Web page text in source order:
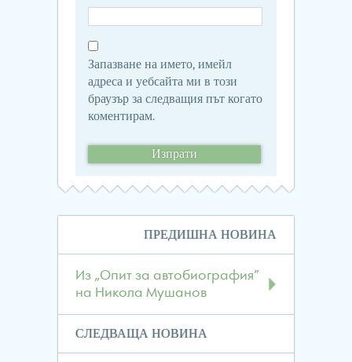
Запазване на името, имейл
адреса и уебсайта ми в този
браузър за следващия път когато
коментирам.
Навигация
в
публикациите
ПРЕДИШНА НОВИНА
Из „Опит за автобиография”
на Никола Мушанов
СЛЕДВАЩА НОВИНА